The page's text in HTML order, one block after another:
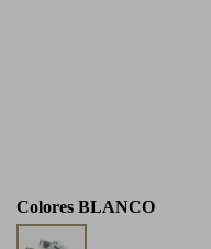
Colores BLANCO